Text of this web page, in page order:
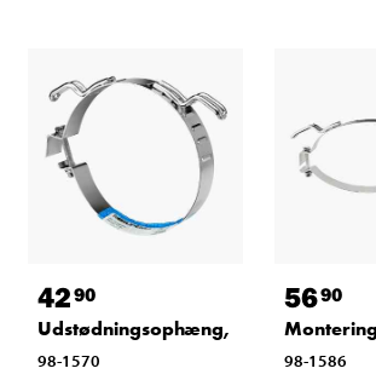
4290
Udstødningsophæng,
98-1570
5690
98-1586